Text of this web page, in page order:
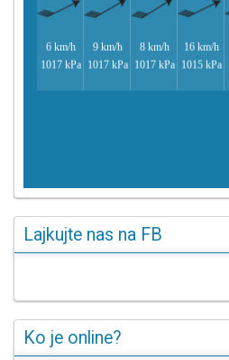
Lajkujte nas na FB
Ko je online?